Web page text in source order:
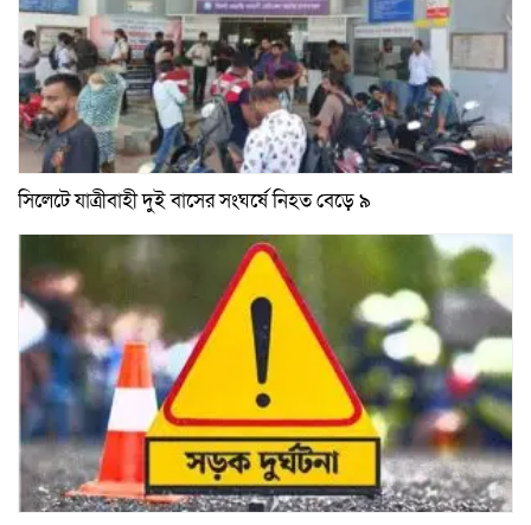
সিলেটে যাত্রীবাহী দুই বাসের সংঘর্ষে নিহত বেড়ে ৯